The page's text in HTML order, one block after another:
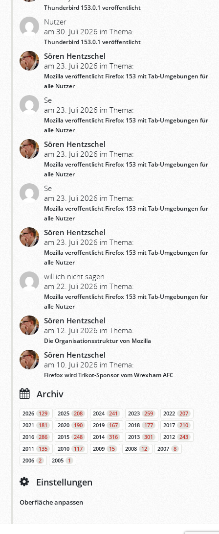
Thunderbird 153.0.1 veröffentlicht
Nutzer
am 30. Juli 2026 im Thema:
Thunderbird 153.0.1 veröffentlicht
Sören Hentzschel
am 23. Juli 2026 im Thema:
Mozilla veröffentlicht Firefox 153 mit Tab-Umgebungen für
alle Nutzer
Se
am 23. Juli 2026 im Thema:
Mozilla veröffentlicht Firefox 153 mit Tab-Umgebungen für
alle Nutzer
Sören Hentzschel
am 23. Juli 2026 im Thema:
Mozilla veröffentlicht Firefox 153 mit Tab-Umgebungen für
alle Nutzer
Se
am 23. Juli 2026 im Thema:
Mozilla veröffentlicht Firefox 153 mit Tab-Umgebungen für
alle Nutzer
Sören Hentzschel
am 23. Juli 2026 im Thema:
Mozilla veröffentlicht Firefox 153 mit Tab-Umgebungen für
alle Nutzer
will ich nicht sagen
am 22. Juli 2026 im Thema:
Mozilla veröffentlicht Firefox 153 mit Tab-Umgebungen für
alle Nutzer
Sören Hentzschel
am 12. Juli 2026 im Thema:
Die Organisationsstruktur von Mozilla
Sören Hentzschel
am 10. Juli 2026 im Thema:
Firefox wird Trikot-Sponsor vom Wrexham AFC
Archiv
2026 129 2025 208 2024 241 2023 259 2022
207
2021
181 2020 190 2019 167 2018 177 2017
210
2016
286 2015 248 2014 316 2013 301 2012
243
2011
135 2010 117 2009 15 2008 12 2007
8
2006
2 2005 1
Einstellungen
Oberfläche anpassen